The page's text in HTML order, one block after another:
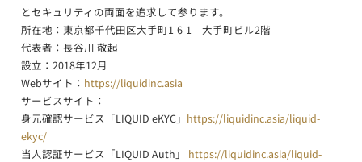
とセキュリティの両面を追求して参ります。
所在地：東京都千代田区大手町1-6-1 大手町ビル2階
代表者：長谷川 敬起
設立：2018年12月
Webサイト： https://liquidinc.asia
サービスサイト：
身元確認サービス「LIQUID eKYC」 https://liquidinc.asia/liquid-
ekyc/
当人認証サービス「LIQUID Auth」 https://liquidinc.asia/liquid-